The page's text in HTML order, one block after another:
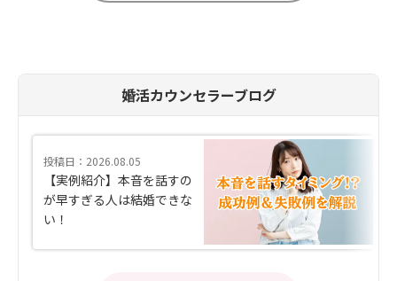
婚活カウンセラーブログ
投稿日：2026.08.05
【実例紹介】本音を話すの
が早すぎる人は結婚できな
い！